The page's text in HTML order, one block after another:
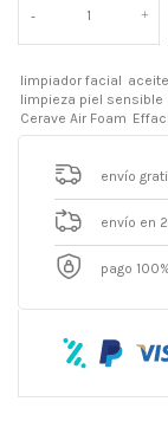
limpiador facial
limpieza piel sensible
Cerave Air Foam
envío
envío en
pago